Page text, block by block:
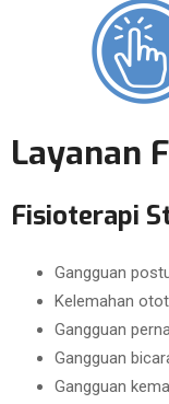
Layanan
Fisioterapi
Gangguan
Kelemahan
Gangguan
Gangguan
Gangguan